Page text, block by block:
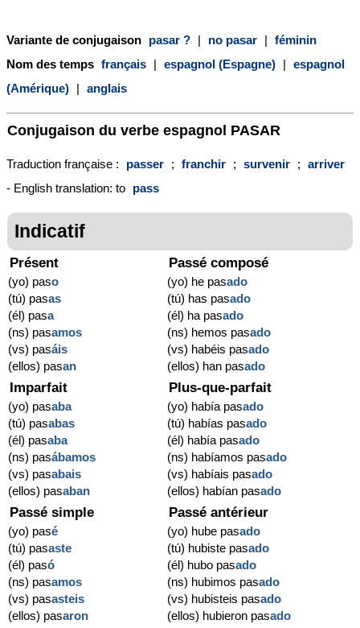
Variante de conjugaison pasar ? | no pasar | féminin
Nom des temps français | espagnol (Espagne) | espagnol
(Amérique) | anglais
Conjugaison du verbe espagnol PASAR
Traduction française : passer ; franchir ; survenir ; arriver
- English translation: to pass
Indicatif
Présent
(yo) paso
(tú) pasas
(él) pasa
(ns) pasamos
(vs) pasáis
(ellos) pasan
Passé composé
(yo) he pasado
(tú) has pasado
(él) ha pasado
(ns) hemos pasado
(vs) habéis pasado
(ellos) han pasado
Imparfait
(yo) pasaba
(tú) pasabas
(él) pasaba
(ns) pasábamos
(vs) pasabais
(ellos) pasaban
Plus-que-parfait
(yo) había pasado
(tú) habías pasado
(él) había pasado
(ns) habíamos pasado
(vs) habíais pasado
(ellos) habían pasado
Passé simple
(yo) pasé
(tú) pasaste
(él) pasó
(ns) pasamos
(vs) pasasteis
(ellos) pasaron
Passé antérieur
(yo) hube pasado
(tú) hubiste pasado
(él) hubo pasado
(ns) hubimos pasado
(vs) hubisteis pasado
(ellos) hubieron pasado